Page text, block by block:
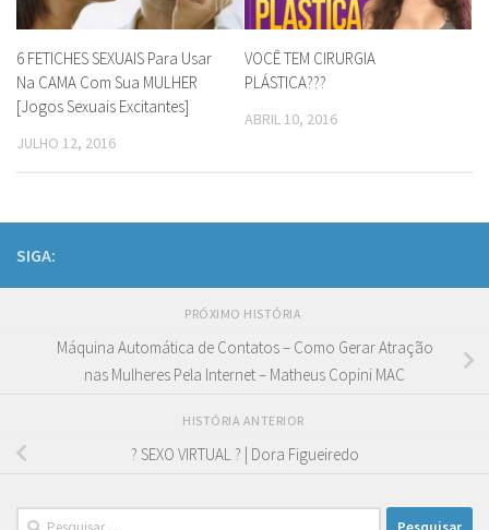
6 FETICHES SEXUAIS Para Usar
Na CAMA Com Sua MULHER
[Jogos Sexuais Excitantes]
JULHO 12, 2016
VOCÊ TEM CIRURGIA
PLÁSTICA???
ABRIL 10, 2016
SIGA:
PRÓXIMO HISTÓRIA
Máquina Automática de Contatos – Como Gerar Atração
nas Mulheres Pela Internet – Matheus Copini MAC
HISTÓRIA ANTERIOR
? SEXO VIRTUAL ? | Dora Figueiredo
Pesquisar